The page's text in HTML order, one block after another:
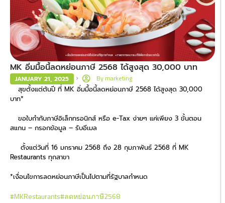
MK อิ่มมื้อนี้ลดหย่อนภาษี 2568 ได้สูงสุด 30,000 บาท
JANUARY 21, 2025 By marketing
สุขตั้งแต่ต้นปี ที่ MK อิ่มมื้อนี้ลดหย่อนภาษี 2568 ได้สูงสุด 30,000
บาท*
ขอใบกำกับภาษีอิเล็กทรอนิกส์ หรือ e-Tax ง่ายๆ แค่เพียง 3 ขั้นตอน
สแกน – กรอกข้อมูล – รับอีเมล
ตั้งแต่วันที่ 16 มกราคม 2568 ถึง 28 กุมภาพันธ์ 2568 ที่ MK
Restaurants ทุกสาขา
*เงื่อนไขการลดหย่อนภาษีเป็นไปตามที่รัฐบาลกำหนด
#MKRestaurants#ลดหย่อนภาษี2568